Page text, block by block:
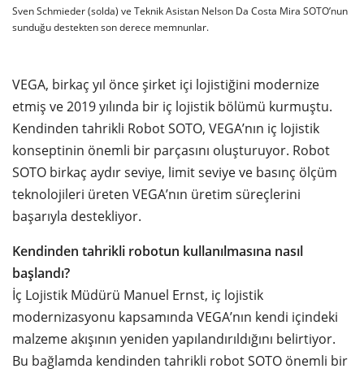
Sven Schmieder (solda) ve Teknik Asistan Nelson Da Costa Mira SOTO’nun
sunduğu destekten son derece memnunlar.
VEGA, birkaç yıl önce şirket içi lojistiğini modernize
etmiş ve 2019 yılında bir iç lojistik bölümü kurmuştu.
Kendinden tahrikli Robot SOTO, VEGA’nın iç lojistik
konseptinin önemli bir parçasını oluşturuyor. Robot
SOTO birkaç aydır seviye, limit seviye ve basınç ölçüm
teknolojileri üreten VEGA’nın üretim süreçlerini
başarıyla destekliyor.
Kendinden tahrikli robotun kullanılmasına nasıl
başlandı?
İç Lojistik Müdürü Manuel Ernst, iç lojistik
modernizasyonu kapsamında VEGA’nın kendi içindeki
malzeme akışının yeniden yapılandırıldığını belirtiyor.
Bu bağlamda kendinden tahrikli robot SOTO önemli bir